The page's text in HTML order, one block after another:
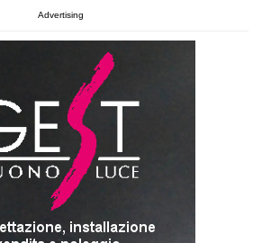
Advertising